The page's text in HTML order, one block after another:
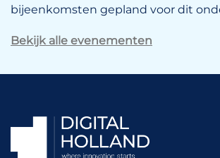
bijeenkomsten gepland voor dit
Bekijk alle evenementen